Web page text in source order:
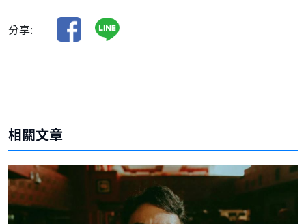
分享:
相關文章